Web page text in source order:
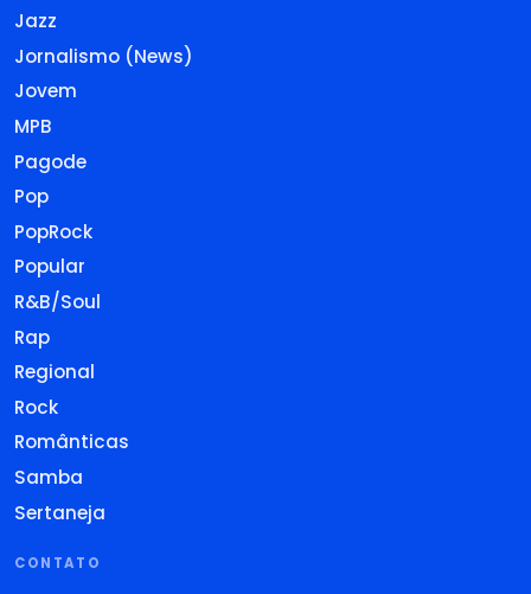
Jazz
Jornalismo (News)
Jovem
MPB
Pagode
Pop
PopRock
Popular
R&B/Soul
Rap
Regional
Rock
Românticas
Samba
Sertaneja
CONTATO